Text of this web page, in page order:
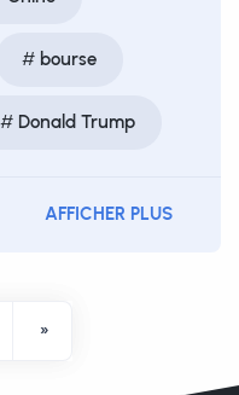
bourse
Donald Trump
AFFICHER PLUS
»